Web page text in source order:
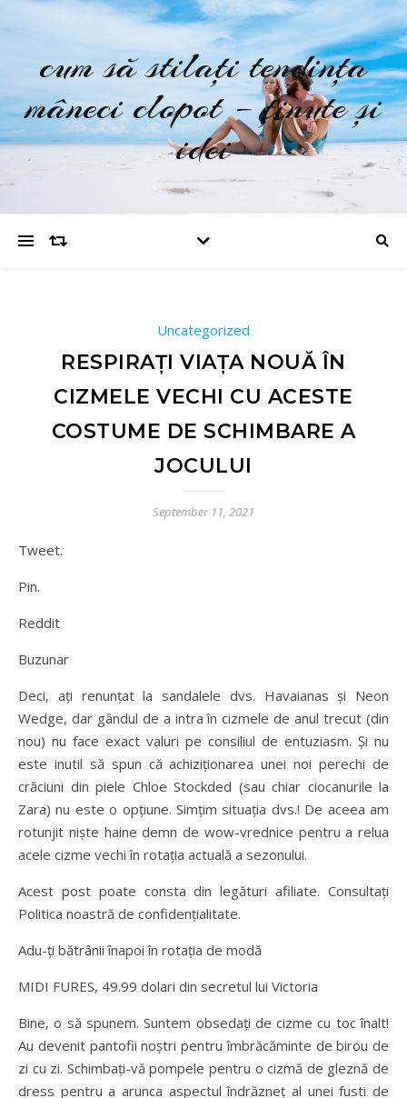
cum să stilați tendința
mâneci clopot – ținute și
idei
Uncategorized
RESPIRAȚI VIAȚA NOUĂ ÎN
CIZMELE VECHI CU ACESTE
COSTUME DE SCHIMBARE A
JOCULUI
September 11, 2021
Tweet.
Pin.
Reddit
Buzunar
Deci, ați renunțat la sandalele dvs. Havaianas și Neon
Wedge, dar gândul de a intra în cizmele de anul trecut (din
nou) nu face exact valuri pe consiliul de entuziasm. Și nu
este inutil să spun că achiziționarea unei noi perechi de
crăciuni din piele Chloe Stockded (sau chiar ciocanurile la
Zara) nu este o opțiune. Simțim situația dvs.! De aceea am
rotunjit niște haine demn de wow-vrednice pentru a relua
acele cizme vechi în rotația actuală a sezonului.
Acest post poate consta din legături afiliate. Consultați
Politica noastră de confidențialitate.
Adu-ți bătrânii înapoi în rotația de modă
MIDI FURES, 49.99 dolari din secretul lui Victoria
Bine, o să spunem. Suntem obsedați de cizme cu toc înalt!
Au devenit pantofii noștri pentru îmbrăcăminte de birou de
zi cu zi. Schimbați-vă pompele pentru o cizmă de gleznă de
dress pentru a arunca aspectul îndrăzneț al unei fusti de